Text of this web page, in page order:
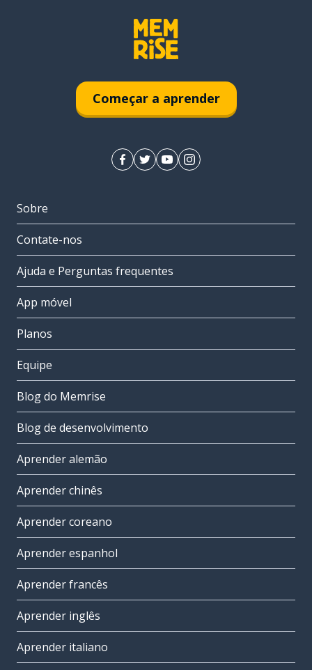
Começar a aprender
Sobre
Contate-nos
Ajuda e Perguntas frequentes
App móvel
Planos
Equipe
Blog do Memrise
Blog de desenvolvimento
Aprender alemão
Aprender chinês
Aprender coreano
Aprender espanhol
Aprender francês
Aprender inglês
Aprender italiano